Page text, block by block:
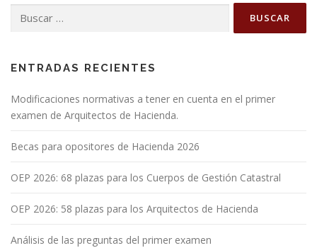
n
e
n
r
d
a
ENTRADAS RECIENTES
Modificaciones normativas a tener en cuenta en el primer
examen de Arquitectos de Hacienda.
Becas para opositores de Hacienda 2026
OEP 2026: 68 plazas para los Cuerpos de Gestión Catastral
OEP 2026: 58 plazas para los Arquitectos de Hacienda
Análisis de las preguntas del primer examen